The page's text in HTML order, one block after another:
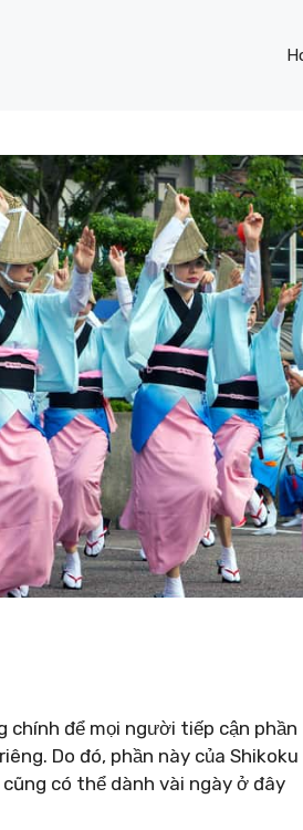
để mọi người tiếp cận phần
Do đó, phần này của Shikoku
có thể dành vài ngày ở đây